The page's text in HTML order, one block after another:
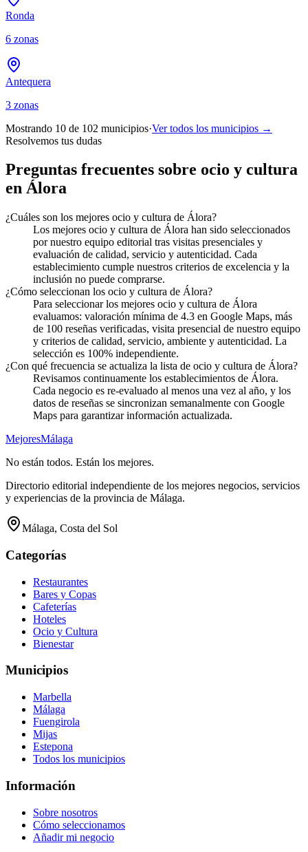
Ronda
6 zonas
Antequera
3 zonas
Mostrando 10 de 102 municipios·Ver todos los municipios →
Resolvemos tus dudas
Preguntas frecuentes sobre ocio y cultura
en Álora
¿Cuáles son los mejores ocio y cultura de Álora?
Los mejores ocio y cultura de Álora han sido seleccionados
por nuestro equipo editorial tras visitas presenciales y
evaluación de calidad, servicio y autenticidad. Cada
establecimiento cumple nuestros criterios de excelencia y la
inclusión no puede comprarse.
¿Cómo seleccionan los ocio y cultura de Álora?
Para seleccionar los mejores ocio y cultura de Álora
evaluamos: valoración mínima de 4.3 en Google Maps, más
de 100 reseñas verificadas, visita presencial de nuestro equipo
y criterios de calidad, servicio, ambiente y autenticidad. La
selección es 100% independiente.
¿Con qué frecuencia se actualiza la lista de ocio y cultura de Álora?
Revisamos continuamente los establecimientos de Álora.
Cada negocio es re-evaluado al menos una vez al año, y los
datos de reseñas se sincronizan semanalmente con Google
Maps para garantizar información actualizada.
MejoresMálaga
No están todos. Están los mejores.
Directorio editorial independiente de los mejores negocios, servicios
y experiencias de la provincia de Málaga.
Málaga, Costa del Sol
Categorías
Restaurantes
Bares y Copas
Cafeterías
Hoteles
Ocio y Cultura
Bienestar
Municipios
Marbella
Málaga
Fuengirola
Mijas
Estepona
Todos los municipios
Información
Sobre nosotros
Cómo seleccionamos
Añadir mi negocio